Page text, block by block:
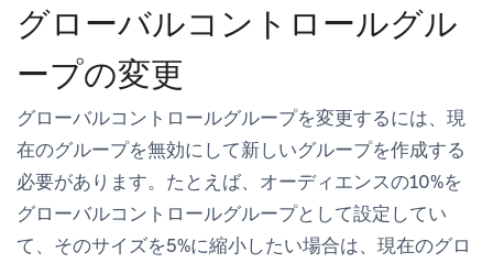
グローバルコントロールグル
ープの変更
グローバルコントロールグループを変更するには、現
在のグループを無効にして新しいグループを作成する
必要があります。たとえば、オーディエンスの10%を
グローバルコントロールグループとして設定してい
て、そのサイズを5%に縮小したい場合は、現在のグロ